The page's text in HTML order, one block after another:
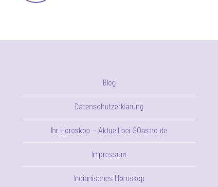
Blog
Datenschutzerklärung
Ihr Horoskop – Aktuell bei GOastro.de
Impressum
Indianisches Horoskop